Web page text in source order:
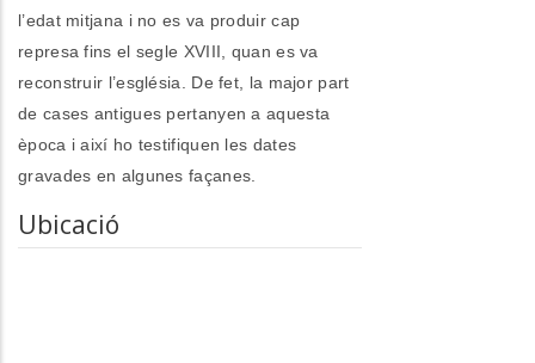
l’edat mitjana i no es va produir cap
represa fins el segle XVIII, quan es va
reconstruir l’església. De fet, la major part
de cases antigues pertanyen a aquesta
època i així ho testifiquen les dates
gravades en algunes façanes.
Ubicació